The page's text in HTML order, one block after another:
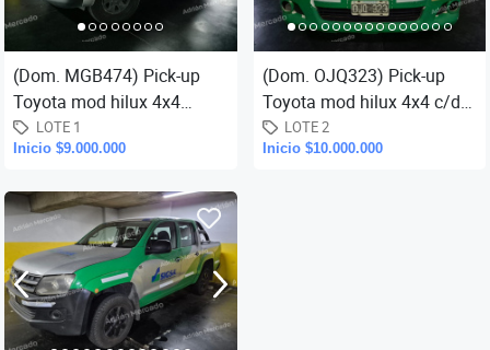
(Dom. MGB474) Pick-up
Toyota mod hilux 4x4
cabina doble sr c/ab 3.0 tdi,
año fabricación 2012, año
LOTE 1
Inicio $9.000.000
(Dom. OJQ323) Pick-up
Toyota mod hilux 4x4 c/d
dx pack eléctrico 2.5 tdi-c3,
año 2014, (aprox 462.49
LOTE 2
Inicio $10.000.000